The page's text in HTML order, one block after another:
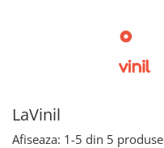
LaVinil
Afiseaza: 1-5 din 5 produse